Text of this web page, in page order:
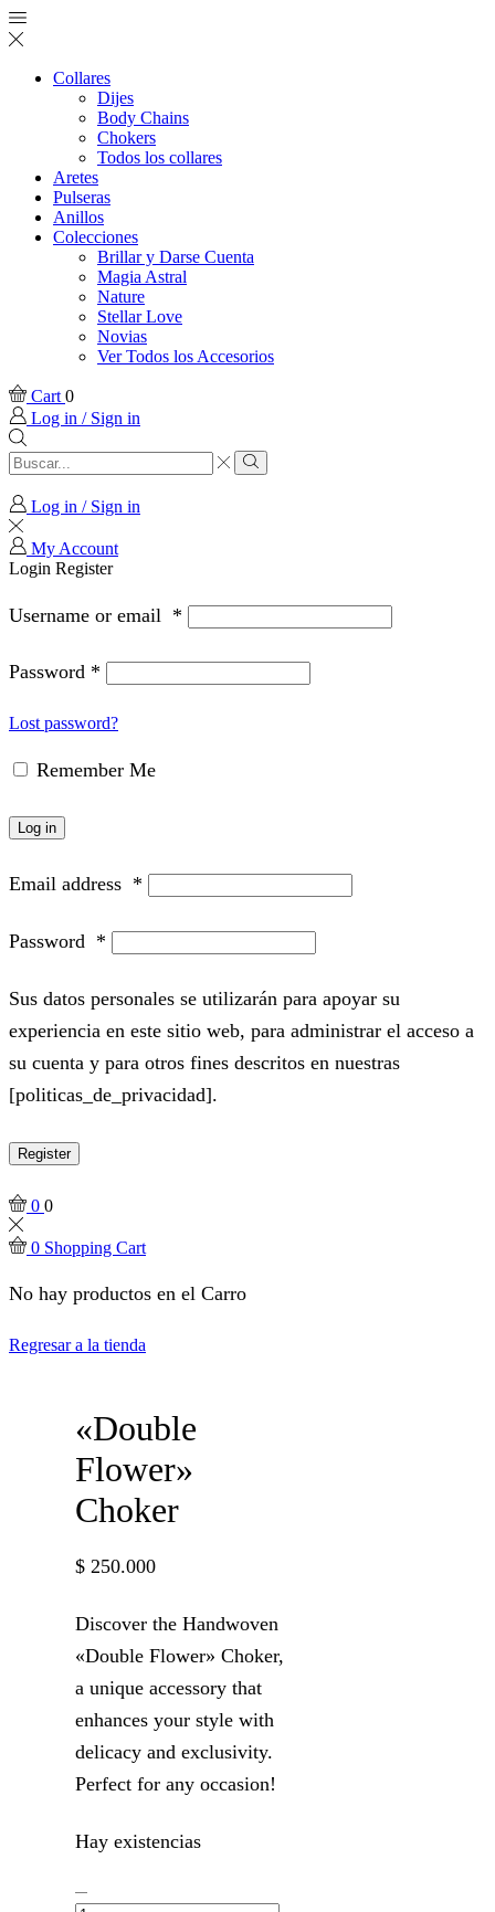
Collares
Dijes
Body Chains
Chokers
Todos los collares
Aretes
Pulseras
Anillos
Colecciones
Brillar y Darse Cuenta
Magia Astral
Nature
Stellar Love
Novias
Ver Todos los Accesorios
Cart 0
Log in / Sign in
Search
input
Search
Log in / Sign in
My Account
Login Register
Username or email *
Password *
Lost password?
Remember Me
Log in
Email address *
Password *
Sus datos personales se utilizarán para apoyar su
experiencia en este sitio web, para administrar el acceso a
su cuenta y para otros fines descritos en nuestras
[politicas_de_privacidad].
Register
0 0
0 Shopping Cart
No hay productos en el Carro
Regresar a la tienda
«Double
Flower»
Choker
$ 250.000
Discover the Handwoven
«Double Flower» Choker,
a unique accessory that
enhances your style with
delicacy and exclusivity.
Perfect for any occasion!
Hay existencias
"Double